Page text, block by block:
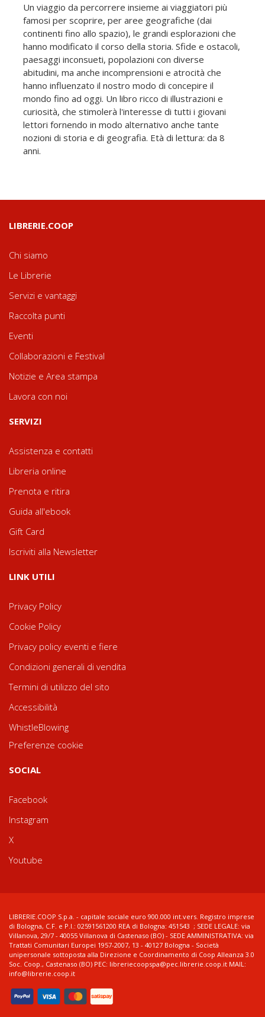
Un viaggio da percorrere insieme ai viaggiatori più
famosi per scoprire, per aree geografiche (dai
continenti fino allo spazio), le grandi esplorazioni che
hanno modificato il corso della storia. Sfide e ostacoli,
paesaggi inconsueti, popolazioni con diverse
abitudini, ma anche incomprensioni e atrocità che
hanno influenzato il nostro modo di concepire il
mondo fino ad oggi. Un libro ricco di illustrazioni e
curiosità, che stimolerà l'interesse di tutti i giovani
lettori fornendo in modo alternativo anche tante
nozioni di storia e di geografia. Età di lettura: da 8
anni.
LIBRERIE.COOP
Chi siamo
Le Librerie
Servizi e vantaggi
Raccolta punti
Eventi
Collaborazioni e Festival
Notizie e Area stampa
Lavora con noi
SERVIZI
Assistenza e contatti
Libreria online
Prenota e ritira
Guida all'ebook
Gift Card
Iscriviti alla Newsletter
LINK UTILI
Privacy Policy
Cookie Policy
Privacy policy eventi e fiere
Condizioni generali di vendita
Termini di utilizzo del sito
Accessibilità
WhistleBlowing
Preferenze cookie
SOCIAL
Facebook
Instagram
X
Youtube
LIBRERIE.COOP S.p.a. - capitale sociale euro 900.000 int.vers. Registro imprese
di Bologna, C.F. e P.I.: 02591561200 REA di Bologna: 451543 ; SEDE LEGALE: via
Villanova, 29/7 - 40055 Villanova di Castenaso (BO) - SEDE AMMINISTRATIVA: via
Trattati Comunitari Europei 1957-2007, 13 - 40127 Bologna - Società
unipersonale sottoposta alla Direzione e Coordinamento di Coop Alleanza 3.0
Soc. Coop., Castenaso (BO) PEC: libreriecoopspa@pec.librerie.coop.it MAIL:
info@librerie.coop.it